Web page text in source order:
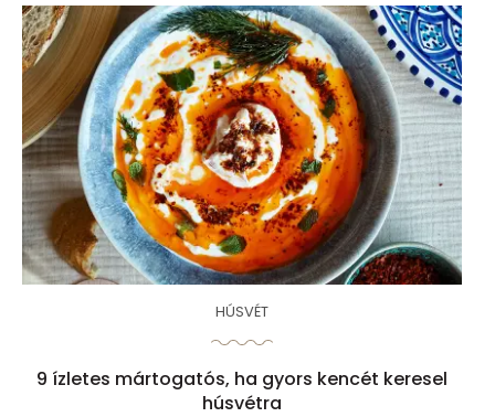
HÚSVÉT
9 ízletes mártogatós, ha gyors kencét keresel
húsvétra